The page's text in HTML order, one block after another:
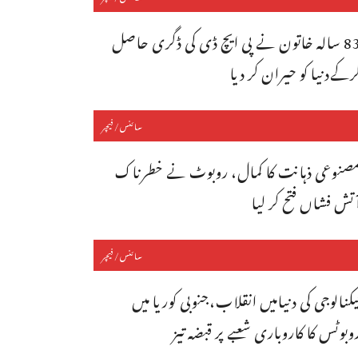
83 سالہ خاتون نے پی ایچ ڈی کی ڈگری حاصل
کو حیران کر دیا
سائنس/فیچر
مصنوعی ذہانت کا کمال، روبوٹ نے خطرناک
فشاں فتح کر لیا
سائنس/فیچر
کی دنیامیں انقلاب،جنوبی کوریا میں
کا کاروباری شعبے پر قبضہ تیز